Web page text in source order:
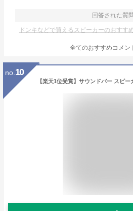
回答された質問
ドンキなどで買えるスピーカーのおすす
全てのおすすめコメン
no. 10